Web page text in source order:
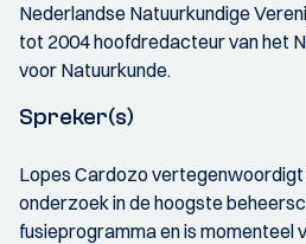
Nederlandse Natuurkundige
tot 2004 hoofdredacteur van het
voor Natuurkunde.
Spreker(s)
Lopes Cardozo
onderzoek in de hoogste
fusieprogramma en is